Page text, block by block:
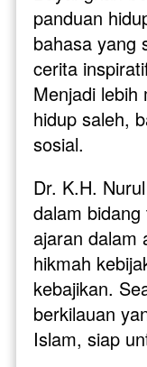
panduan
bahasa yang
cerita
Menjadi lebih
hidup saleh,
sosial.
Dr. K.H.
dalam
ajaran dalam
hikmah
kebajikan.
berkilauan
Islam, siap